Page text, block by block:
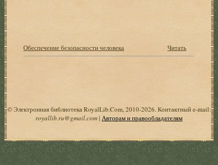
Обеспечение безопасности человека Читать
© Электронная библиотека RoyalLib.Com, 2010-2026. Контактный e-mail:
royallib.ru@gmail.com| Авторам и правообладателям